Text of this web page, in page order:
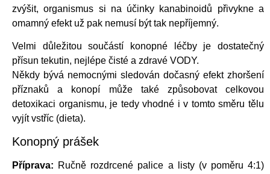
zvýšit, organismus si na účinky kanabinoidů přivykne a
omamný efekt už pak nemusí být tak nepříjemný.
Velmi důležitou součástí konopné léčby je dostatečný
přísun tekutin, nejlépe čisté a zdravé VODY.
Někdy bývá nemocnými sledován dočasný efekt zhoršení
příznaků a konopí může také způsobovat celkovou
detoxikaci organismu, je tedy vhodné i v tomto směru tělu
vyjít vstříc (dieta).
Konopný prášek
Příprava: Ručně rozdrcené palice a listy (v poměru 4:1)